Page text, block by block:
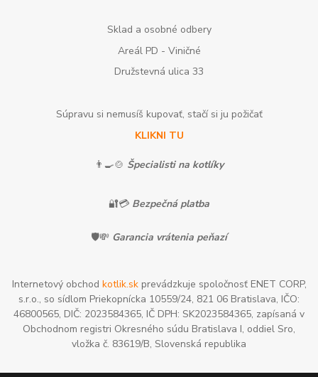
Sklad a osobné odbery
Areál PD - Viničné
Družstevná ulica 33
Súpravu si nemusíš kupovať, stačí si ju požičať
KLIKNI TU
👨‍🍳🍲 Špecialisti na kotlíky
🔐💳 Bezpečná platba
🛡️💸 Garancia vrátenia peňazí
Internetový obchod kotlik.skprevádzkuje spoločnosť ENET CORP,
s.r.o., so sídlom Priekopnícka 10559/24, 821 06 Bratislava, IČO:
46800565, DIČ: 2023584365, IČ DPH: SK2023584365, zapísaná v
Obchodnom registri Okresného súdu Bratislava I, oddiel Sro,
vložka č. 83619/B, Slovenská republika